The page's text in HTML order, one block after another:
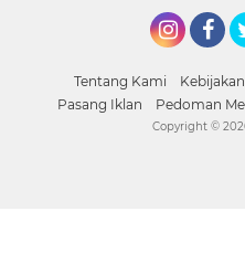
Tentang Kami
Pasang Iklan
Pedoman
Copyright ©